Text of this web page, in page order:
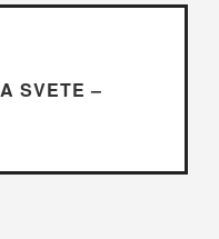
SVETE –